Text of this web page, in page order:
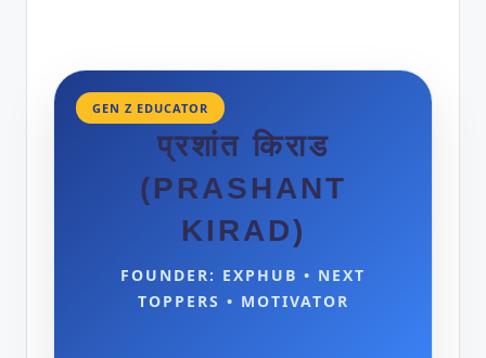
GEN Z EDUCATOR
प्रशांत किराड
(PRASHANT
KIRAD)
FOUNDER: EXPHUB • NEXT
TOPPERS • MOTIVATOR